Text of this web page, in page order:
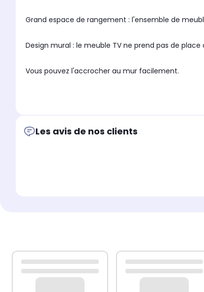
Grand espace de rangement : l'ensemble de
Design mural : le meuble TV ne prend pas de place
Vous pouvez l'accrocher au mur facilement.
Matériau : bois d'ingénierie
La livraison contient :
Les avis de nos clients